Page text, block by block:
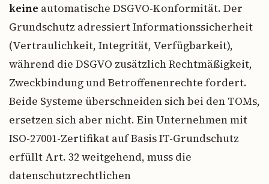
keine automatische DSGVO-Konformität. Der
Grundschutz adressiert Informationssicherheit
(Vertraulichkeit, Integrität, Verfügbarkeit),
während die DSGVO zusätzlich Rechtmäßigkeit,
Zweckbindung und Betroffenenrechte fordert.
Beide Systeme überschneiden sich bei den TOMs,
ersetzen sich aber nicht. Ein Unternehmen mit
ISO-27001-Zertifikat auf Basis IT-Grundschutz
erfüllt Art. 32 weitgehend, muss die
datenschutzrechtlichen